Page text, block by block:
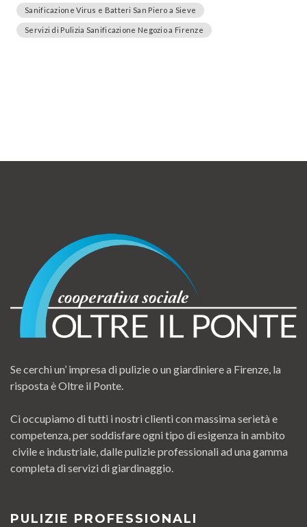
Sanificazione Virus e Batteri San Piero a Sieve
Servizi di Pulizia Sanificazione Negozio a Firenze
Se cerchi un’ impresa di pulizie o un giardiniere a Firenze, la
risposta è Oltre il Ponte.
Ci occupiamo di tutti i nostri clienti con massima serietà e
competenza, per soddisfare ogni tipo di esigenza in ambito
civile e industriale, dalle pulizie professionali ad una gamma
completa di servizi di giardinaggio.
PULIZIE PROFESSIONALI